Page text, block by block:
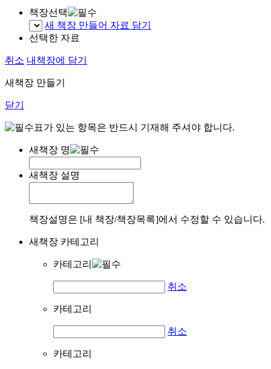
책장선택
새 책장 만들어 자료 담기
선택한 자료
취소 내책장에 담기
새책장 만들기
닫기
표가 있는 항목은 반드시 기재해 주셔야 합니다.
새책장 명
새책장 설명
책장설명은 [내 책장/책장목록]에서 수정할 수 있습니다.
새책장 카테고리
카테고리
취소
카테고리
취소
카테고리